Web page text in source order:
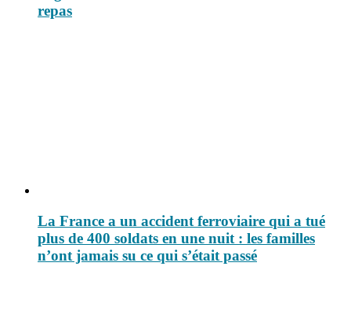
repas
La France a un accident ferroviaire qui a tué
plus de 400 soldats en une nuit : les familles
n’ont jamais su ce qui s’était passé